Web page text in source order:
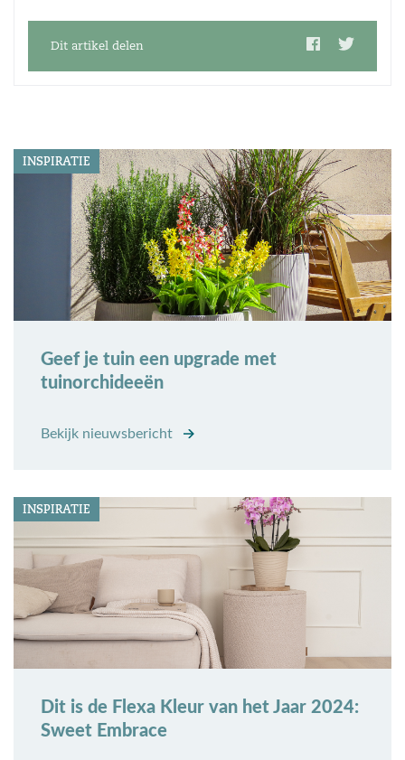
Dit artikel delen
INSPIRATIE
Geef je tuin een upgrade met
tuinorchideeën
Bekijk nieuwsbericht
INSPIRATIE
Dit is de Flexa Kleur van het Jaar 2024:
Sweet Embrace